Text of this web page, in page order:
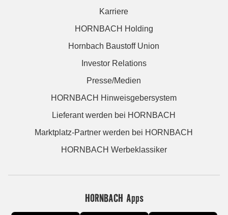
Karriere
HORNBACH Holding
Hornbach Baustoff Union
Investor Relations
Presse/Medien
HORNBACH Hinweisgebersystem
Lieferant werden bei HORNBACH
Marktplatz-Partner werden bei HORNBACH
HORNBACH Werbeklassiker
HORNBACH Apps